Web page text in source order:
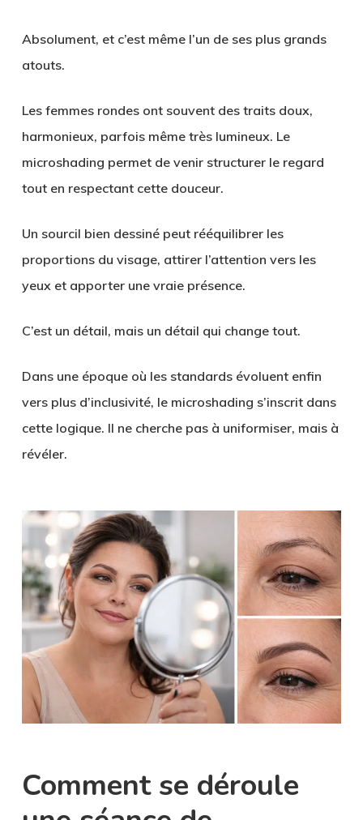
Absolument, et c’est même l’un de ses plus grands
atouts.
Les femmes rondes ont souvent des traits doux,
harmonieux, parfois même très lumineux. Le
microshading permet de venir structurer le regard
tout en respectant cette douceur.
Un sourcil bien dessiné peut rééquilibrer les
proportions du visage, attirer l’attention vers les
yeux et apporter une vraie présence.
C’est un détail, mais un détail qui change tout.
Dans une époque où les standards évoluent enfin
vers plus d’inclusivité, le microshading s’inscrit dans
cette logique. Il ne cherche pas à uniformiser, mais à
révéler.
Comment se déroule